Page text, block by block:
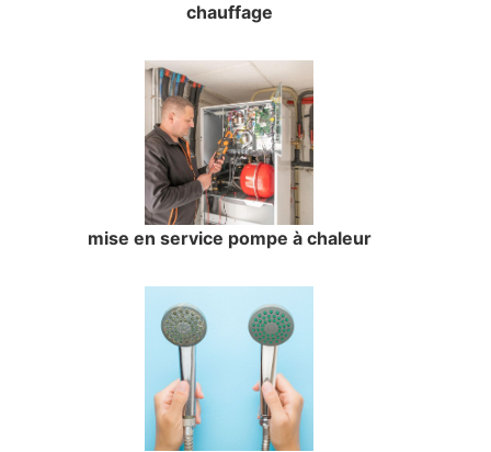
chauffage
mise en service pompe à chaleur